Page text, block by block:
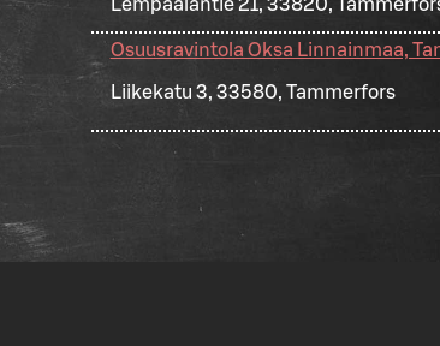
Lempääläntie 21, 33820,
Osuusravintola Oksa Linnainmaa,
Liikekatu 3, 33580, Tammerfors